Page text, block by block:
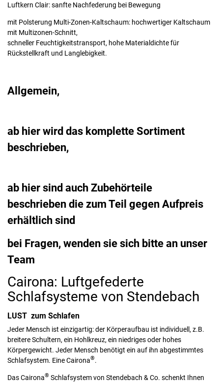
Luftkern Clair: sanfte Nachfederung bei Bewegung
mit Polsterung Multi-Zonen-Kaltschaum: hochwertiger Kaltschaum
mit Multizonen-Schnitt,
schneller Feuchtigkeitstransport, hohe Materialdichte für
Rückstellkraft und Langlebigkeit.
Allgemein,
ab hier wird das komplette Sortiment
beschrieben,
ab hier sind auch Zubehörteile
beschrieben die zum Teil gegen Aufpreis
erhältlich sind
bei Fragen, wenden sie sich bitte an unser
Team
Cairona: Luftgefederte
Schlafsysteme von Stendebach
LUST zum Schlafen
Jeder Mensch ist einzigartig: der Körperaufbau ist individuell, z.B.
breitere Schultern, ein Hohlkreuz, ein niedriges oder hohes
Körpergewicht. Jeder Mensch benötigt ein auf ihn abgestimmtes
Schlafsystem. Eine Cairona®.
Das Cairona® Schlafsystem von Stendebach & Co. schenkt Ihnen